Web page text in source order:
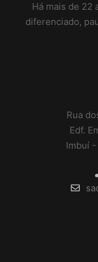
Há mais de 22
diferenciado,
Rua
Edf.
Imbuí